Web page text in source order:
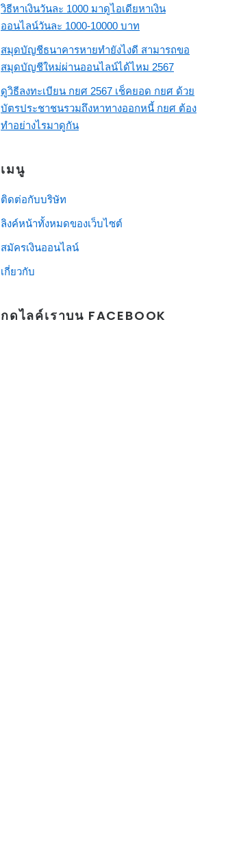
วิธีหาเงินวันละ 1000 มาดูไอเดียหาเงิน
ออนไลน์วันละ 1000-10000 บาท
สมุดบัญชีธนาคารหายทำยังไงดี สามารถขอ
สมุดบัญชีใหม่ผ่านออนไลน์ได้ไหม 2567
ดูวิธีลงทะเบียน กยศ 2567 เช็คยอด กยศ ด้วย
บัตรประชาชนรวมถึงหาทางออกหนี้ กยศ ต้อง
ทำอย่างไรมาดูกัน
เมนู
ติดต่อกับบริษัท
ลิงค์หน้าทั้งหมดของเว็บไซต์
สมัครเงินออนไลน์
เกี่ยวกับ
กดไลค์เราบน FACEBOOK